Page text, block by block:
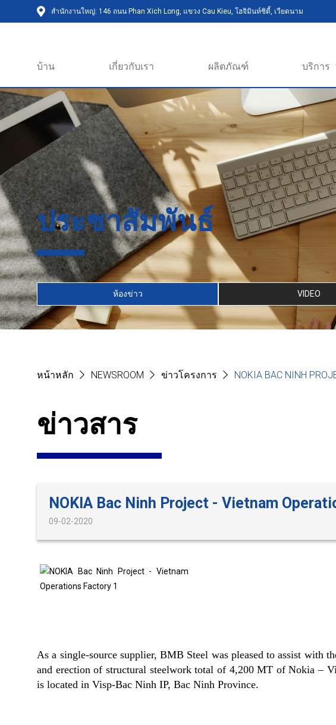
สำนักงานใหญ่: 146 ถนน Phan Xich Long, แขวง Cau Kieu, โฮจิมินห์ซิตี้, เวียดนาม
บ้าน เกี่ยวกับเรา ผลิตภัณฑ์ บริการ
ประชาสัมพันธ์
ห้องข่าว VIDEO
หน้าหลัก NEWSROOM ข่าวโครงการ NOKIA BAC NINH
ข่าวสาร
NOKIA Bac Ninh Project - Vietnam
09-02-2020
As a single-source supplier, BMB Steel was pleased to assist with
and erection of structural steelwork total of 4,200 MT of Nokia –
is located in Visp-Bac Ninh IP, Bac Ninh Province.